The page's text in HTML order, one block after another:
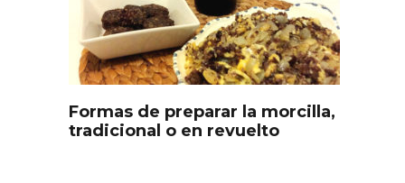
Formas de preparar la morcilla,
tradicional o en revuelto
Disfrutar de la Semana
Santa en Rueda en 2026